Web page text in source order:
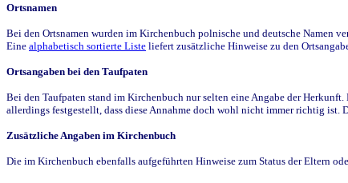
Ortsnamen
Bei den Ortsnamen wurden im Kirchenbuch polnische und deutsche Namen
Eine alphabetisch sortierte Liste liefert zusätzliche Hinweise zu den
Ortsangaben bei den Taufpaten
Bei den Taufpaten stand im Kirchenbuch nur selten eine Angabe der
allerdings festgestellt, dass diese Annahme doch wohl nicht immer richtig ist.
Zusätzliche Angaben im Kirchenbuch
Die im Kirchenbuch ebenfalls aufgeführten Hinweise zum Status der Eltern